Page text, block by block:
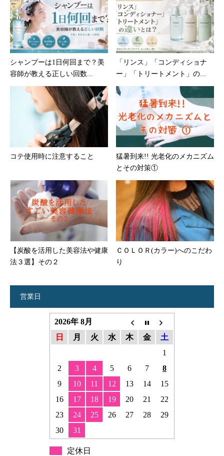
シャンプーは1日何回まで？美
容師が教える正しい回数...
「リンス」「コンディショナ
ー」「トリートメント」の...
コテ使用時に注意すること
猛暑到来!! 光老化のメカニズム
とその対策①
【炭酸を活用した美容法や健康
法３選】その２
ＣＯＬＯＲ(カラー)へのこだわ
り
営業日
2026年 8月
日
月 火 水 木 金
土
1
2
3 4 5 6 7
8
9
10 11 12 13 14
15
16
17 18 19 20 21
22
23
24 25 26 27 28
29
30
31
定休日